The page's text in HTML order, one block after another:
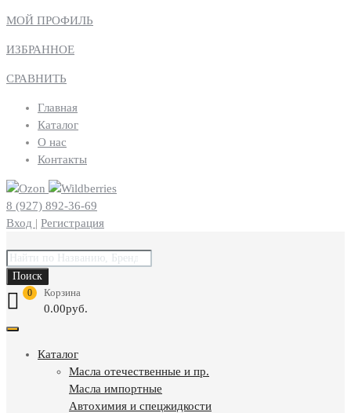
МОЙ ПРОФИЛЬ
ИЗБРАННОЕ
СРАВНИТЬ
Главная
Каталог
О нас
Контакты
8 (927) 892-36-69
Вход | Регистрация
Поиск
товаров
Поиск
Корзина
0.00руб.
0
Каталог
Масла отечественные и пр.
Масла импортные
Автохимия и спецжидкости